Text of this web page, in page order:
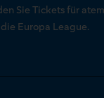
Sie Tickets für
Europa League.